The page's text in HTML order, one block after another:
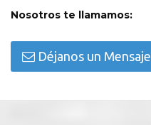
Nosotros te llamamos:
Déjanos un Mensaje